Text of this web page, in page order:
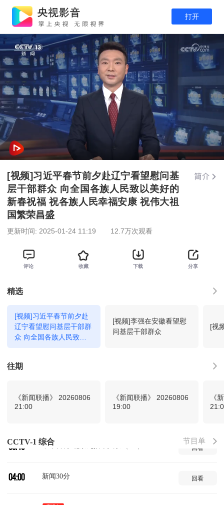
打开
[视频]习近平春节前夕赴辽宁看望慰问基
层干部群众 向全国各族人民致以美好的
新春祝福 祝各族人民幸福安康 祝伟大祖
国繁荣昌盛
更新时间: 2025-01-24 11:19 12.7万次观看
评论 收藏 下载 分享
精选
[视频]习近平春节前夕赴
辽宁看望慰问基层干部群
众 向全国各族人民致以
美好的新春祝福 祝各族
国繁荣昌盛
[视频]李强在安徽看望慰
问基层干部群众
[视
往期
《新闻联播》 20260806
21:00
《新闻联播》 20260806
19:00
《
CCTV-1 综合 节目单
22:00
00:35
生活早参考-特别节目（生活圈）
2026-214
03:46 中华古树-北京九搂十八杈（4K） 回看
04:00 新闻30分 回看